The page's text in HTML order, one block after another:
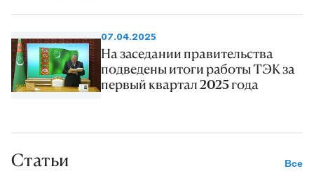
07.04.2025
На заседании правительства
подведены итоги работы ТЭК за
первый квартал 2025 года
Статьи Все